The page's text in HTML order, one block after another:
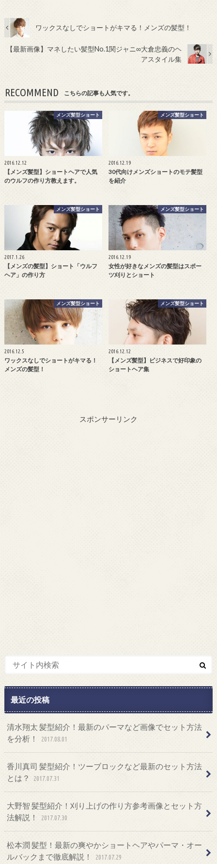
ワックスなしでショートがキマる！メンズの髪型！
【最新画像】マネしたい髪型No.1関ジャニ∞大倉忠義のヘ
アスタイル集
RECOMMEND こちらの記事も人気です。
メンズ髪型ショート
2016.12.12
【メンズ髪型】ショートヘアで人気
のウルフの作り方教えます。
メンズ髪型ショート
2016.12.19
30代向けメンズショートのモテ髪型
を紹介
メンズ髪型ショート
2017.1.26
【メンズの髪型】ショート「ウルフ
ヘア」の作り方
メンズ髪型ショート
2016.12.19
女性が好きなメンズの髪型はスポー
ツ刈りとショート
メンズ髪型ショート
2016.12.5
ワックスなしでショートがキマる！
メンズの髪型！
メンズ髪型ショート
2016.12.12
【メンズ髪型】ビジネスで好印象の
ショートヘア集
スポンサーリンク
最近の投稿
清水翔太 髪型紹介！最新のパーマなど画像でセット方法
を分析！
2017.08.01
香川真司 髪型紹介！ツーブロックなど最新のセット方法
とは？
2017.07.31
大野智 髪型紹介！刈り上げの作り方参考画像とセット方
法解説！
2017.07.30
松本潤 髪型！最新の爽やかショートヘアやパーマ・オー
ルバックまで徹底解説！
2017.07.29